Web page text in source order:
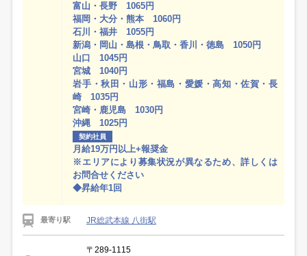
富山・長野 1065円
福岡・大分・熊本 1060円
石川・福井 1055円
新潟・岡山・島根・鳥取・香川・徳島 1050円
山口 1045円
宮城 1040円
岩手・秋田・山形・福島・愛媛・高知・佐賀・長
崎 1035円
宮崎・鹿児島 1030円
沖縄 1025円
契約社員
月給19万円以上+報奨金
※エリアにより募集状況が異なるため、詳しくは
お問合せください
◆昇給年1回
最寄り駅 JR総武本線 八街駅
〒289-1115